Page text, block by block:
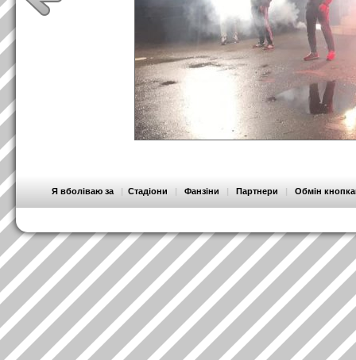
Я вболіваю за | Стадіони | Фанзіни | Партнери | Обмін